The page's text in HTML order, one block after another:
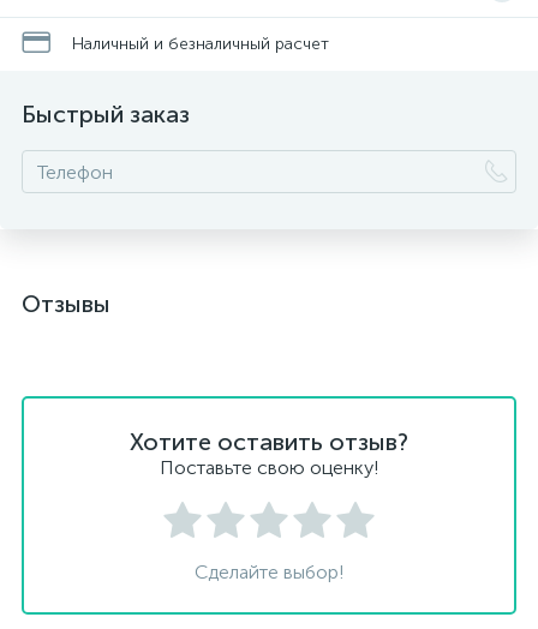
Наличный и безналичный расчет
Быстрый заказ
Отзывы
Хотите оставить отзыв?
Поставьте свою оценку!
Сделайте выбор!